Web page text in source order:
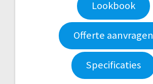
Lookbook
Offerte aanvragen
Specificaties